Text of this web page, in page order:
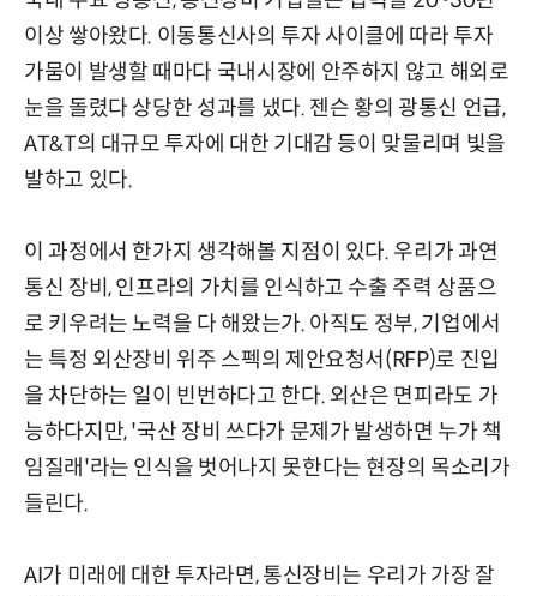
이상 쌓아왔다. 이동통신사의 투자 사이클에 따라 투자
가뭄이 발생할 때마다 국내시장에 안주하지 않고 해외로
눈을 돌렸다 상당한 성과를 냈다. 젠슨 황의 광통신 언급,
AT&T의 대규모 투자에 대한 기대감 등이 맞물리며 빛을
발하고 있다.
이 과정에서 한가지 생각해볼 지점이 있다. 우리가 과연
통신 장비, 인프라의 가치를 인식하고 수출 주력 상품으
로 키우려는 노력을 다 해왔는가. 아직도 정부, 기업에서
는 특정 외산장비 위주 스펙의 제안요청서(RFP)로 진입
을 차단하는 일이 빈번하다고 한다. 외산은 면피라도 가
능하다지만, '국산 장비 쓰다가 문제가 발생하면 누가 책
임질래'라는 인식을 벗어나지 못한다는 현장의 목소리가
들린다.
AI가 미래에 대한 투자라면, 통신장비는 우리가 가장 잘